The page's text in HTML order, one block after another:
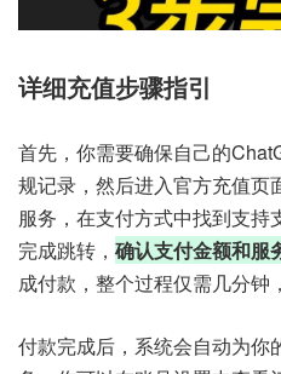
详细充值步骤指引
首先，你需要确保自己的
规记录，然后进入官方充值页
服务，在支付方式中找到支
完成跳转， 确认支付金额和服
成付款，整个过程仅需几分钟
付款完成后，系统会自动为你